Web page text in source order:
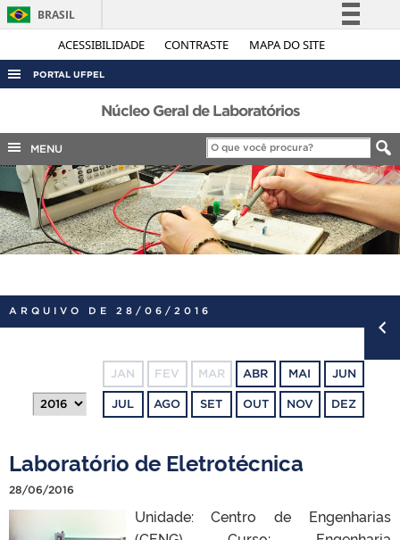
ACESSIBILIDADE CONTRASTE MAPA DO SITE
BRASIL
Simplifique!
Legislação
Canais
PORTAL UFPEL
ACESSO À INFORMAÇÃO
AUDITORIA
COBALTO
CONCURSOS
EDITAIS
INTERNACIONAL
PORTARIAS
Núcleo Geral de Laboratórios
MENU
ARQUIVO DE 28/06/2016
JAN FEV MAR ABR MAI JUN
JUL AGO SET OUT NOV DEZ
Laboratório de Eletrotécnica
28/06/2016
Unidade: Centro de Engenharias